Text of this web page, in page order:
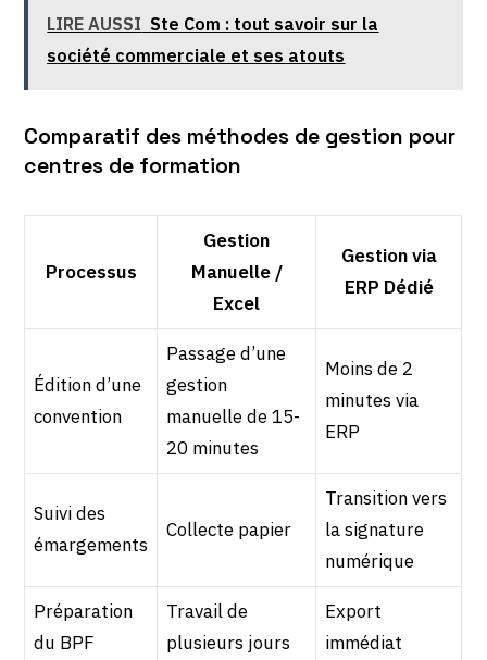
LIRE AUSSI Ste Com : tout savoir sur la
société commerciale et ses atouts
Comparatif des méthodes de gestion pour
centres de formation
Processus
Gestion
Manuelle /
Excel
Gestion via
ERP Dédié
Édition d’une
convention
Passage d’une
gestion
manuelle de 15-
20 minutes
Moins de 2
minutes via
ERP
Suivi des
émargements
Collecte papier
Transition vers
la signature
numérique
Préparation
du BPF
Travail de
plusieurs jours
Export
immédiat